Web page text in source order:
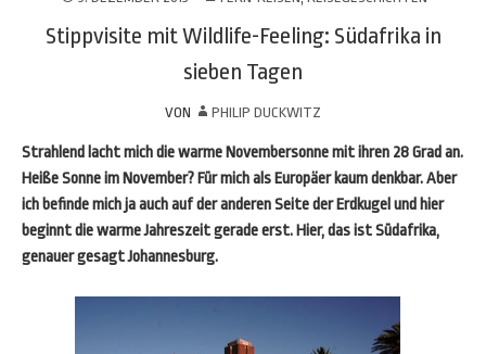
Stippvisite mit Wildlife-Feeling: Südafrika in
sieben Tagen
VON PHILIP DUCKWITZ
Strahlend lacht mich die warme Novembersonne mit ihren 28 Grad an.
Heiße Sonne im November? Für mich als Europäer kaum denkbar. Aber
ich befinde mich ja auch auf der anderen Seite der Erdkugel und hier
beginnt die warme Jahreszeit gerade erst. Hier, das ist Südafrika,
genauer gesagt Johannesburg.